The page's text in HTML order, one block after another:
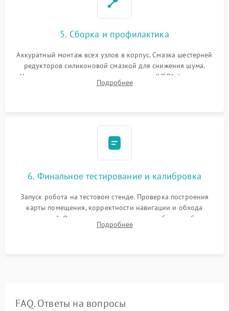
5. Сборка и профилактика
Аккуратный монтаж всех узлов в корпус. Смазка шестерней
редукторов силиконовой смазкой для снижения шума.
Установка новых расходных материалов (HEPA-фильтров,
микрофибры, щеток). Надежная фиксация разъемов и
Подробнее
6. Финальное тестирование и калибровка
Запуск робота на тестовом стенде. Проверка построения
карты помещения, корректности навигации и обхода
препятствий. Оценка силы всасывания и работы турбины.
Тестирование автоматического возврата на док-станцию и
Подробнее
FAQ. Ответы на вопросы